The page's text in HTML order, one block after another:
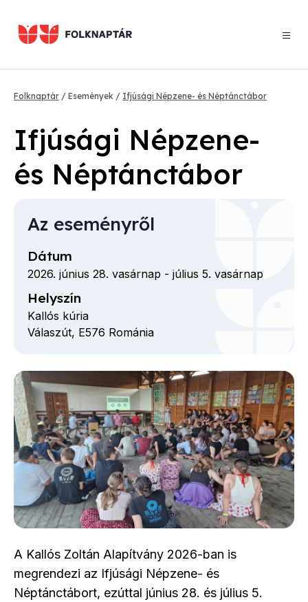
tartalomra
Morzsa
Folknaptár Események Ifjúsági Népzene- és Néptánctábor
Ifjúsági Népzene-
és Néptánctábor
A Kallós Zoltán Alapítvány 2026-ban is
megrendezi az Ifjúsági Népzene- és
Néptánctábort, ezúttal június 28. és július 5.
Az eseményről
Dátum
2026. június 28. vasárnap - július 5. vasárnap
Helyszín
Kallós kúria
Válaszút, E576 Románia